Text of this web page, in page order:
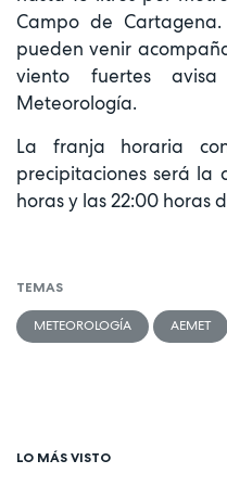
Campo de
pueden venir
viento fuertes
Meteorología.
La franja horaria
precipitaciones será la
horas y las 22:00 horas
TEMAS
METEOROLOGÍA AEMET
LO MÁS VISTO